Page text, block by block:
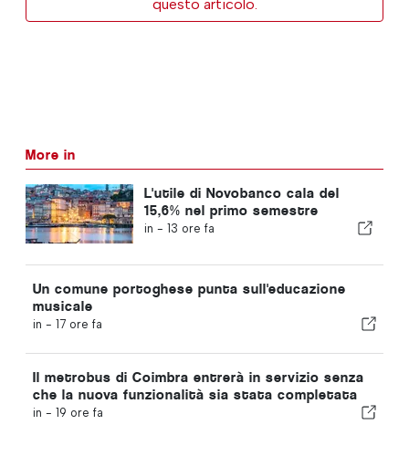
questo articolo.
More in
L'utile di Novobanco cala del
15,6% nel primo semestre
in - 13 ore fa
Un comune portoghese punta sull'educazione
musicale
in - 17 ore fa
Il metrobus di Coimbra entrerà in servizio senza
che la nuova funzionalità sia stata completata
in - 19 ore fa